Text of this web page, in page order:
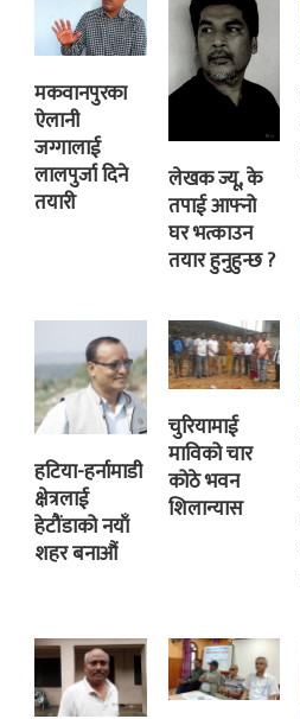
मकवानपुरका
ऐलानी
जग्गालाई
लालपुर्जा दिने
तयारी
लेखक ज्यू, के
तपाई आफ्नो
घर भत्काउन
तयार हुनुहुन्छ ?
हटिया-हर्नामाडी
क्षेत्रलाई
हेटौंडाको नयाँ
शहर बनाऔं
चुरियामाई
माविको चार
कोठे भवन
शिलान्यास